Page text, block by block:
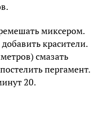
миксером.
красители.
смазать
пергамент.
20.